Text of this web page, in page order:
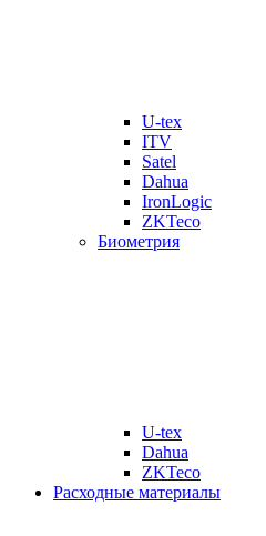
U-tex
ITV
Satel
Dahua
IronLogic
ZKTeco
Биометрия
U-tex
Dahua
ZKTeco
Расходные материалы